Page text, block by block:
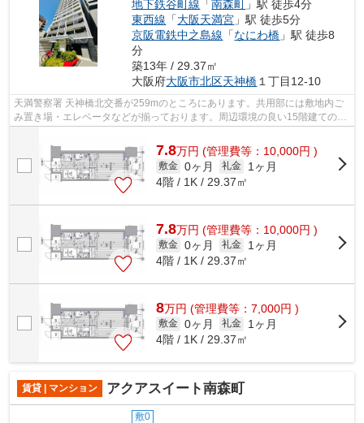
地下鉄谷町線 「南森町
」駅 徒歩4分
東西線 「大阪天満宮 」駅 徒歩5分
京阪電鉄中之島線 「なにわ橋 」駅 徒歩8
分
築13年 / 29.37㎡
大阪府大阪市北区天神橋 １丁目12-10
天満警察署 天神橋北交番が259mのところにあります。共用部には敷地内ご
み置き場・エレベータなどが揃っております。周辺環境の良い15階建ての建
7.8万円 (管理費等：10,000円 )
敷金 0ヶ月 礼金
1ヶ月
4階 / 1K / 29.37㎡
7.8万円 (管理費等：10,000円 )
敷金 0ヶ月 礼金
1ヶ月
4階 / 1K / 29.37㎡
8万円 (管理費等：7,000円 )
敷金 0ヶ月 礼金
1ヶ月
4階 / 1K / 29.37㎡
賃貸 | マンション アクアスイート南森町
敷0